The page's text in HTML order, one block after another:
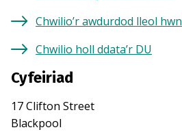
Chwilio’r awdurdod lleol hwn
Chwilio holl ddata’r DU
Cyfeiriad
17 Clifton Street
Blackpool